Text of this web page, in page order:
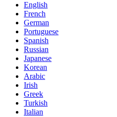
English
French
German
Portuguese
Spanish
Russian
Japanese
Korean
Arabic
Irish
Greek
Turkish
Italian